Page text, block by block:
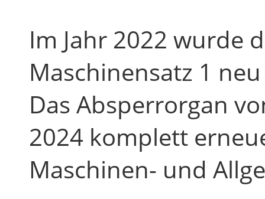
Im Jahr 2022 wurde
Maschinensatz 1
Das Absperrorgan
2024 komplett
Maschinen- und